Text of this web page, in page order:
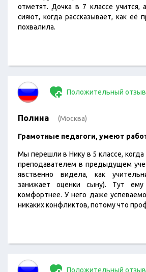
отметят. Дочка в 7 классе учится,
сияют, когда рассказывает, как её
похвалила.
Положительный отзыв
Полина (Москва)
Грамотные педагоги, умеют
Мы перешли в Нику в 5 классе, когда
преподавателем в предыдущем
явственно видела, как
занижает оценки сыну). Тут ему
комфортнее. У него даже
никаких конфликтов, потому что
Положительный отзыв